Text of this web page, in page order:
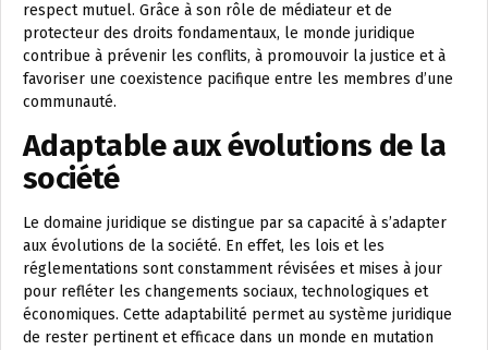
respect mutuel. Grâce à son rôle de médiateur et de
protecteur des droits fondamentaux, le monde juridique
contribue à prévenir les conflits, à promouvoir la justice et à
favoriser une coexistence pacifique entre les membres d’une
communauté.
Adaptable aux évolutions de la
société
Le domaine juridique se distingue par sa capacité à s’adapter
aux évolutions de la société. En effet, les lois et les
réglementations sont constamment révisées et mises à jour
pour refléter les changements sociaux, technologiques et
économiques. Cette adaptabilité permet au système juridique
de rester pertinent et efficace dans un monde en mutation